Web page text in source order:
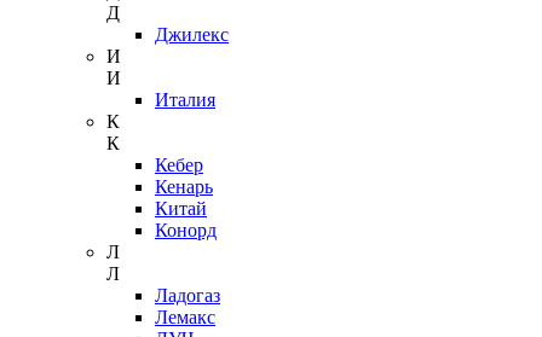
Д
Джилекс
И
И
Италия
К
К
Кебер
Кенарь
Китай
Конорд
Л
Л
Ладогаз
Лемакс